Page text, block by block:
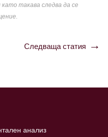
такава следва да се
Следваща статия
анализ